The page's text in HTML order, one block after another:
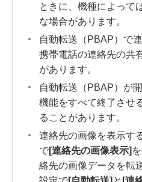
ときに、機種によって
な場合があります。
自動転送（PBAP）で
携帯電話の連絡先の共
があります。
自動転送（PBAP）が
機能をすべて終了させ
ることがあります。
連絡先の画像を表示す
で[‍連絡先の画像表示‍]
絡先の画像データを転